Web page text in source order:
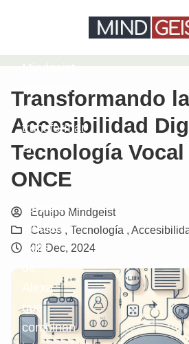
Transformando la
Accesibilidad
Tecnología Vocal
ONCE
Equipo Mindgeist
Casos , Tecnología ,
02 Dec, 2024
Mindgeist
colaboran
para
transformar
el
a
servicios
mediante
skills
de
Alexa
que
combinan